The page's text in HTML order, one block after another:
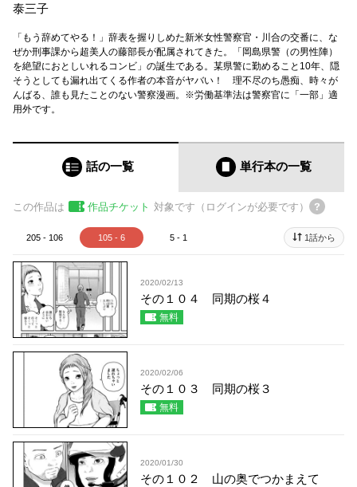
泰三子
「もう辞めてやる！」辞表を握りしめた新米女性警察官・川合の交番に、な
ぜか刑事課から超美人の藤部長が配属されてきた。「岡島県警（の男性陣）
を絶望におとしいれるコンビ」の誕生である。某県警に勤めること10年、隠
そうとしても漏れ出てくる作者の本音がヤバい！ 理不尽のち愚痴、時々が
んばる、誰も見たことのない警察漫画。※労働基準法は警察官に「一部」適
用外です。
話の一覧 単行本の一覧
この作品は 作品チケット 対象です（ログインが必要です）
205 - 106 105 - 6 5 - 1 1話から
2020/02/13
その１０４ 同期の桜４
無料
2020/02/06
その１０３ 同期の桜３
無料
2020/01/30
その１０２ 山の奥でつかまえて